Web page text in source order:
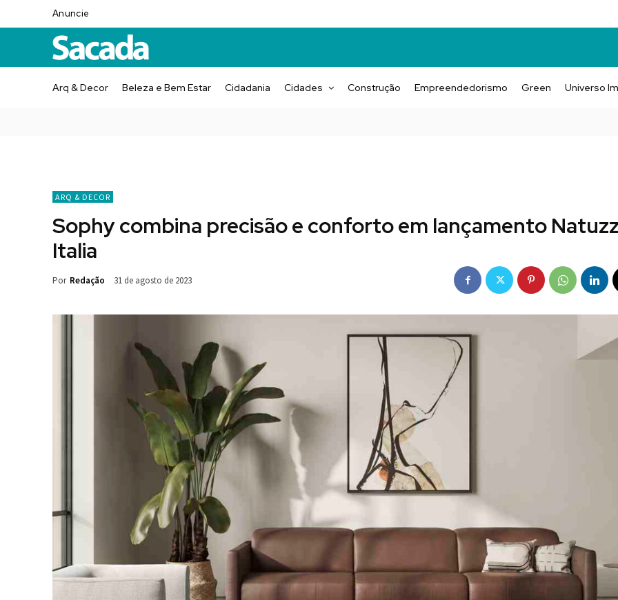
Anuncie
Arq & Decor Beleza e Bem Estar Cidadania Cidades Construção Empreendedorismo Green Universo
ARQ & DECOR
Sophy combina precisão e conforto em lançamento
Italia
Por Redação 31 de agosto de 2023